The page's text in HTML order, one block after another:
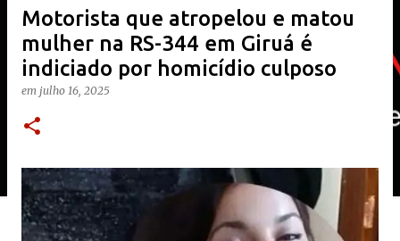
Motorista que atropelou e matou
mulher na RS-344 em Giruá é
indiciado por homicídio culposo
em julho 16, 2025